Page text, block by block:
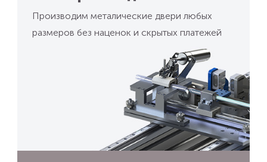
Производим металические двери любых
размеров без наценок и скрытых платежей